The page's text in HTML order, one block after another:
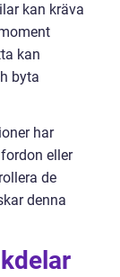
kan kräva
kan
byta
har
eller
de
denna